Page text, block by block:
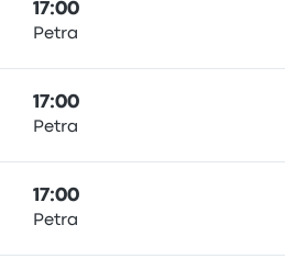
17:00
Petra
17:00
Petra
17:00
Petra